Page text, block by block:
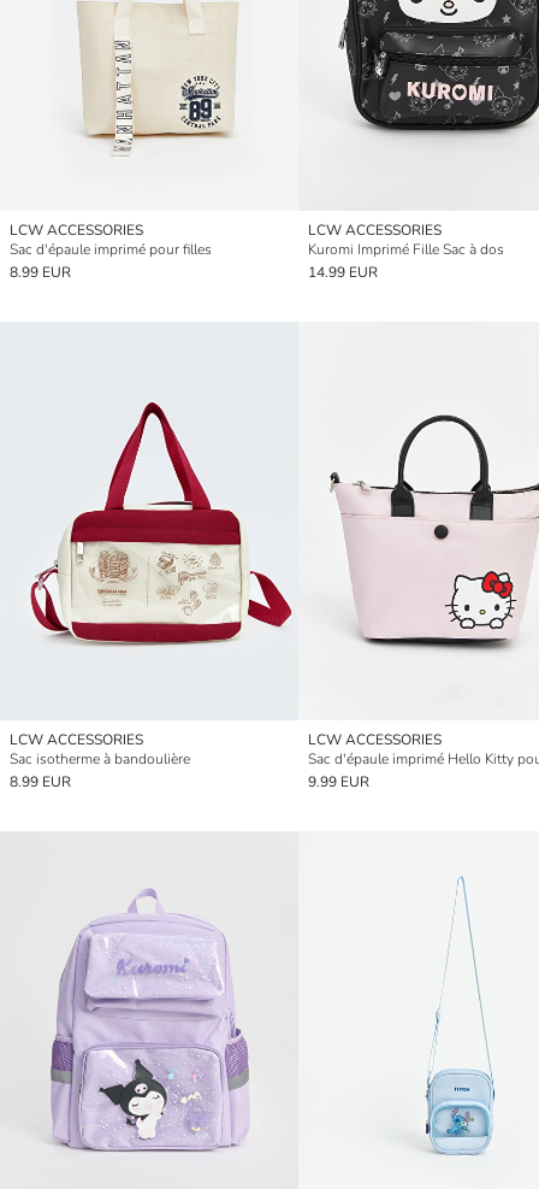
LCW ACCESSORIES
Sac d'épaule imprimé pour filles
8.99 EUR
LCW ACCESSORIES
Kuromi Imprimé Fille Sac à dos
14.99 EUR
LCW ACCESSORIES
Sac isotherme à bandoulière
8.99 EUR
LCW ACCESSORIES
Sac d'épaule imprimé Hello Kitty
9.99 EUR